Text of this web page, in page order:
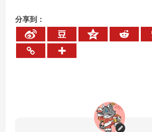
分享到：